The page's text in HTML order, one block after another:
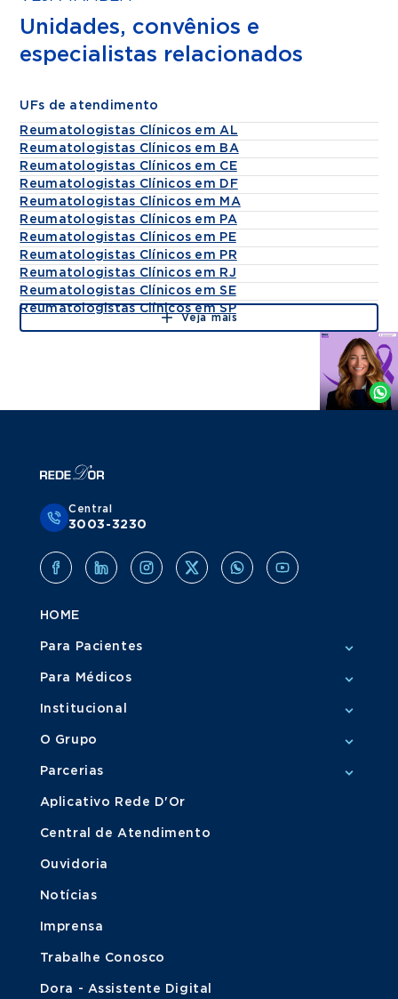
Unidades, convênios e
especialistas relacionados
UFs de atendimento
Reumatologistas Clínicos em AL
Reumatologistas Clínicos em BA
Reumatologistas Clínicos em CE
Reumatologistas Clínicos em DF
Reumatologistas Clínicos em MA
Reumatologistas Clínicos em PA
Reumatologistas Clínicos em PE
Reumatologistas Clínicos em PR
Reumatologistas Clínicos em RJ
Reumatologistas Clínicos em SE
Reumatologistas Clínicos em SP
Veja mais
Agende
Whatsapp
Central
3003-3230
HOME
Para Pacientes
Para Médicos
Institucional
O Grupo
Parcerias
Aplicativo Rede D'Or
Central de Atendimento
Ouvidoria
Notícias
Imprensa
Trabalhe Conosco
Dora - Assistente Digital